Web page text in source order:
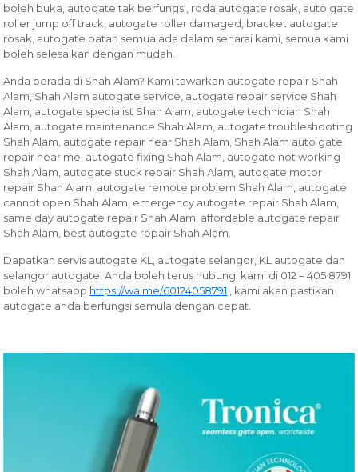
boleh buka, autogate tak berfungsi, roda autogate rosak, auto gate
roller jump off track, autogate roller damaged, bracket autogate
rosak, autogate patah semua ada dalam senarai kami, semua kami
boleh selesaikan dengan mudah.
Anda berada di Shah Alam? Kami tawarkan autogate repair Shah
Alam, Shah Alam autogate service, autogate repair service Shah
Alam, autogate specialist Shah Alam, autogate technician Shah
Alam, autogate maintenance Shah Alam, autogate troubleshooting
Shah Alam, autogate repair near Shah Alam, Shah Alam auto gate
repair near me, autogate fixing Shah Alam, autogate not working
Shah Alam, autogate stuck repair Shah Alam, autogate motor
repair Shah Alam, autogate remote problem Shah Alam, autogate
cannot open Shah Alam, emergency autogate repair Shah Alam,
same day autogate repair Shah Alam, affordable autogate repair
Shah Alam, best autogate repair Shah Alam.
Dapatkan servis autogate KL, autogate selangor, KL autogate dan
selangor autogate. Anda boleh terus hubungi kami di 012 – 405 8791
boleh whatsapp https://wa.me/60124058791
, kami akan pastikan
autogate anda berfungsi semula dengan cepat.